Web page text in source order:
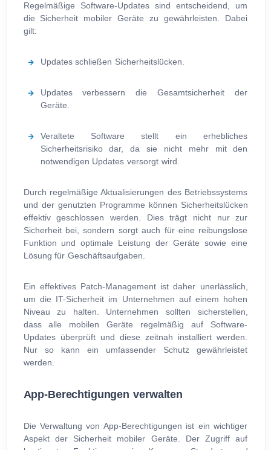
Regelmäßige Software-Updates sind entscheidend, um
die Sicherheit mobiler Geräte zu gewährleisten. Dabei
gilt:
Updates schließen Sicherheitslücken.
Updates verbessern die Gesamtsicherheit der
Geräte.
Veraltete Software stellt ein erhebliches
Sicherheitsrisiko dar, da sie nicht mehr mit den
notwendigen Updates versorgt wird.
Durch regelmäßige Aktualisierungen des Betriebssystems
und der genutzten Programme können Sicherheitslücken
effektiv geschlossen werden. Dies trägt nicht nur zur
Sicherheit bei, sondern sorgt auch für eine reibungslose
Funktion und optimale Leistung der Geräte sowie eine
Lösung für Geschäftsaufgaben.
Ein effektives Patch-Management ist daher unerlässlich,
um die IT-Sicherheit im Unternehmen auf einem hohen
Niveau zu halten. Unternehmen sollten sicherstellen,
dass alle mobilen Geräte regelmäßig auf Software-
Updates überprüft und diese zeitnah installiert werden.
Nur so kann ein umfassender Schutz gewährleistet
werden.
App-Berechtigungen verwalten
Die Verwaltung von App-Berechtigungen ist ein wichtiger
Aspekt der Sicherheit mobiler Geräte. Der Zugriff auf